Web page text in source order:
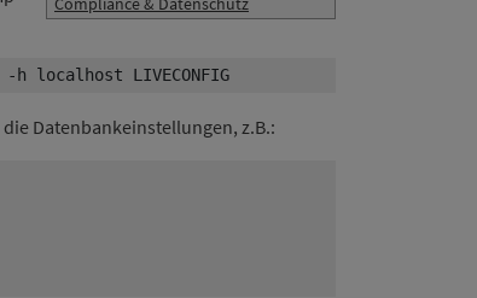
Datenbankeinstellungen, z.B.: